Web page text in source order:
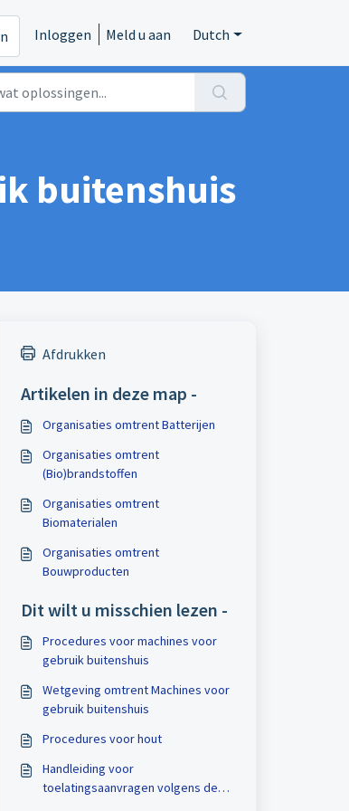
Inloggen Meld u aan Dutch
buitenshuis
Afdrukken
Artikelen in deze map -
Organisaties omtrent Batterijen
Organisaties omtrent
(Bio)brandstoffen
Organisaties omtrent
Biomaterialen
Organisaties omtrent
Bouwproducten
Dit wilt u misschien lezen -
Procedures voor machines voor
gebruik buitenshuis
Wetgeving omtrent Machines voor
gebruik buitenshuis
Procedures voor hout
Handleiding voor
toelatingsaanvragen volgens de